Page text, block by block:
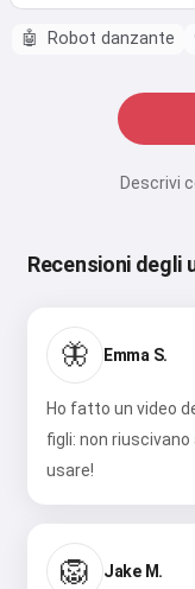
🤖 Robot danzante
Descrivi
Recensioni degli
🦋 Emma S.
Ho fatto un video
figli: non
usare!
🦁 Jake M.